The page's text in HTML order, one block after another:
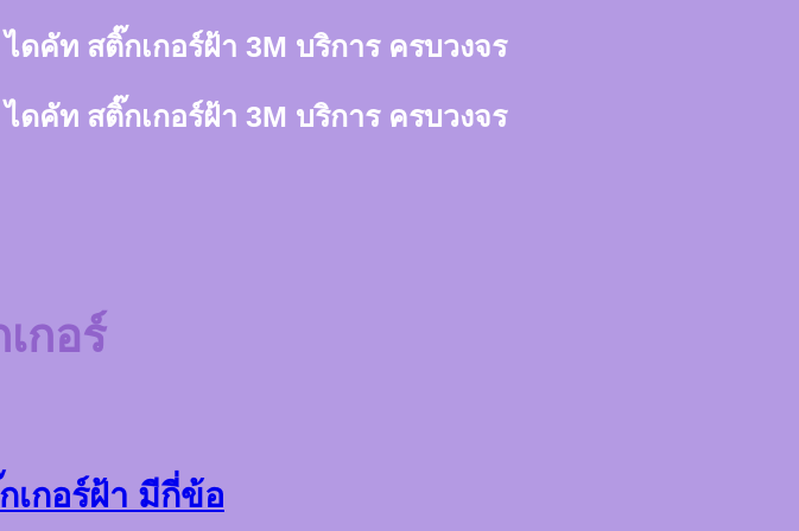
คัท สติ๊กเกอร์ฝ้า 3M บริการ ครบวงจร
คัท สติ๊กเกอร์ฝ้า 3M บริการ ครบวงจร
กอร์
เกอร์ฝ้า มีกี่ข้อ